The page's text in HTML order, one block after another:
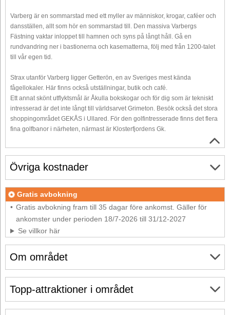
Varberg är en sommarstad med ett myller av människor, krogar, caféer och
dansställen, allt som hör en sommarstad till. Den massiva Varbergs
Fästning vaktar inloppet till hamnen och syns på långt håll. Gå en
rundvandring ner i bastionerna och kasematterna, följ med från 1200-talet
till vår egen tid.
Strax utanför Varberg ligger Getterön, en av Sveriges mest kända
fågellokaler. Här finns också utställningar, butik och café.
Ett annat skönt utflyktsmål är Åkulla bokskogar och för dig som är tekniskt
intresserad är det inte långt till världsarvet Grimeton. Besök också det stora
shoppingområdet GEKÅS i Ullared. För den golfintresserade finns det flera
fina golfbanor i närheten, närmast är Klosterfjordens Gk.
Om området
Övriga kostnader
Gratis avbokning
Gratis avbokning fram till 35 dagar före ankomst. Gäller för
ankomster under perioden 18/7-2026 till 31/12-2027
Se villkor här
Topp-attraktioner i området